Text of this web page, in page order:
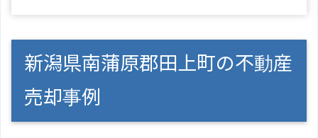
新潟県南蒲原郡田上町の不動産
売却事例